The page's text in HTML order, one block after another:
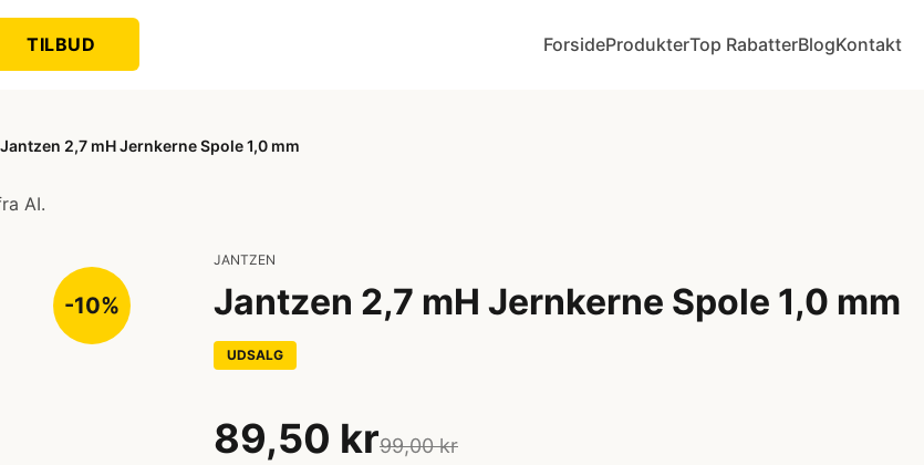
TILBUD ForsideProdukterTop RabatterBlogKontakt
Jantzen 2,7 mH Jernkerne Spole 1,0 mm
AI.
-10%
JANTZEN
Jantzen 2,7 mH Jernkerne Spole 1,0 mm
UDSALG
89,50 kr99,00 kr